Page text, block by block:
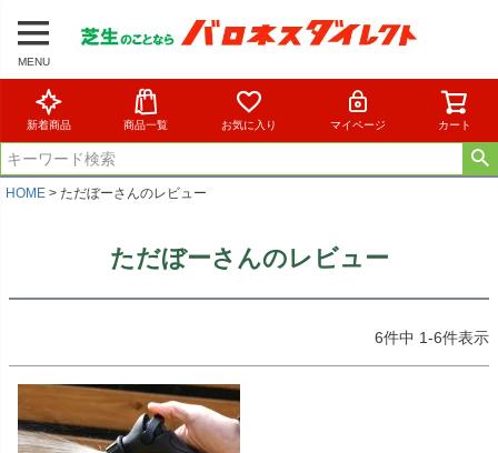
MENU
新着商品 商品一覧 お気に入り マイページ カート
HOME ただぼーさんのレビュー
ただぼーさんのレビュー
6件中 1-6件表示